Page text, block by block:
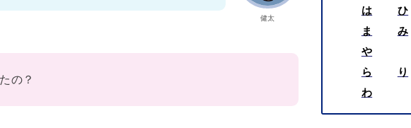
健太
の？
は
ひ
ま
み
や
ら
り
わ